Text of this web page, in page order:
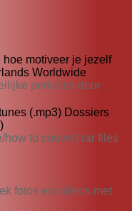
motiveer je jezelf
Worldwide
periodes door
(.mp3) Dossiers
how to convert rar files
fotos en videos met